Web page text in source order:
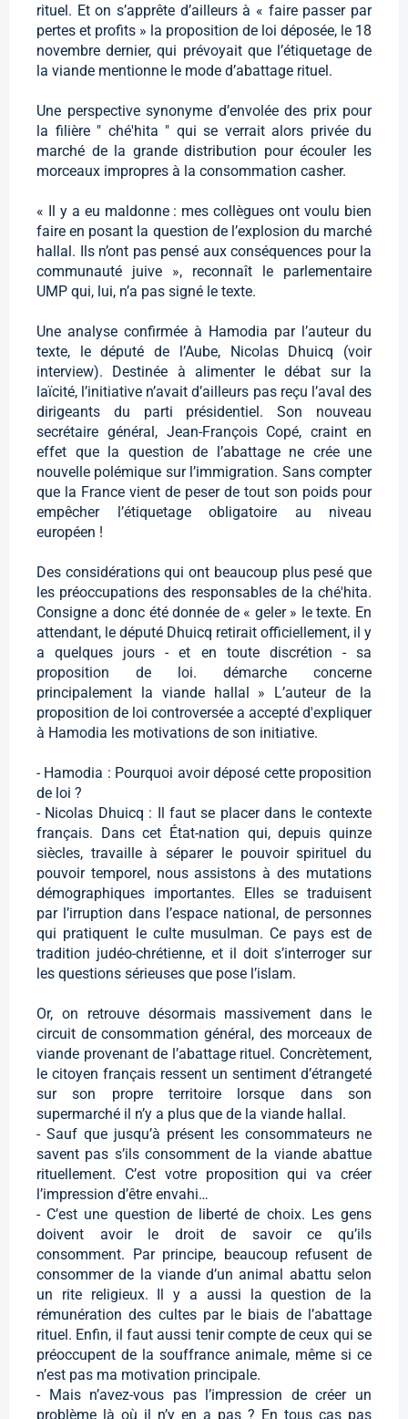
rituel. Et on s’apprête d’ailleurs à « faire passer par
pertes et profits » la proposition de loi déposée, le 18
novembre dernier, qui prévoyait que l’étiquetage de
la viande mentionne le mode d’abattage rituel.
Une perspective synonyme d’envolée des prix pour
la filière " ché'hita " qui se verrait alors privée du
marché de la grande distribution pour écouler les
morceaux impropres à la consommation casher.
« Il y a eu maldonne : mes collègues ont voulu bien
faire en posant la question de l’explosion du marché
hallal. Ils n’ont pas pensé aux conséquences pour la
communauté juive », reconnaît le parlementaire
UMP qui, lui, n’a pas signé le texte.
Une analyse confirmée à Hamodia par l’auteur du
texte, le député de l’Aube, Nicolas Dhuicq (voir
interview). Destinée à alimenter le débat sur la
laïcité, l’initiative n’avait d’ailleurs pas reçu l’aval des
dirigeants du parti présidentiel. Son nouveau
secrétaire général, Jean-François Copé, craint en
effet que la question de l’abattage ne crée une
nouvelle polémique sur l’immigration. Sans compter
que la France vient de peser de tout son poids pour
empêcher l’étiquetage obligatoire au niveau
européen !
Des considérations qui ont beaucoup plus pesé que
les préoccupations des responsables de la ché'hita.
Consigne a donc été donnée de « geler » le texte. En
attendant, le député Dhuicq retirait officiellement, il y
a quelques jours - et en toute discrétion - sa
proposition de loi. démarche concerne
principalement la viande hallal » L’auteur de la
proposition de loi controversée a accepté d'expliquer
à Hamodia les motivations de son initiative.
- Hamodia : Pourquoi avoir déposé cette proposition
de loi ?
- Nicolas Dhuicq : Il faut se placer dans le contexte
français. Dans cet État-nation qui, depuis quinze
siècles, travaille à séparer le pouvoir spirituel du
pouvoir temporel, nous assistons à des mutations
démographiques importantes. Elles se traduisent
par l’irruption dans l’espace national, de personnes
qui pratiquent le culte musulman. Ce pays est de
tradition judéo-chrétienne, et il doit s’interroger sur
les questions sérieuses que pose l’islam.
Or, on retrouve désormais massivement dans le
circuit de consommation général, des morceaux de
viande provenant de l’abattage rituel. Concrètement,
le citoyen français ressent un sentiment d’étrangeté
sur son propre territoire lorsque dans son
supermarché il n’y a plus que de la viande hallal.
- Sauf que jusqu’à présent les consommateurs ne
savent pas s’ils consomment de la viande abattue
rituellement. C’est votre proposition qui va créer
l’impression d’être envahi…
- C’est une question de liberté de choix. Les gens
doivent avoir le droit de savoir ce qu’ils
consomment. Par principe, beaucoup refusent de
consommer de la viande d’un animal abattu selon
un rite religieux. Il y a aussi la question de la
rémunération des cultes par le biais de l’abattage
rituel. Enfin, il faut aussi tenir compte de ceux qui se
préoccupent de la souffrance animale, même si ce
n’est pas ma motivation principale.
- Mais n’avez-vous pas l’impression de créer un
problème là où il n’y en a pas ? En tous cas pas